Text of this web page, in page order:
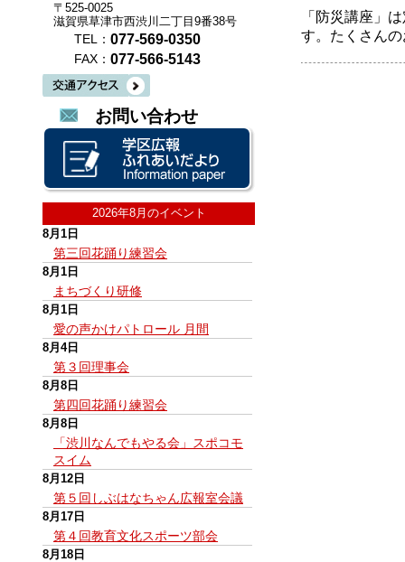
〒525-0025
滋賀県草津市西渋川二丁目9番38号
TEL： 077-569-0350
FAX： 077-566-5143
お問い合わせ
2026年8月のイベント
8月1日
第三回花踊り練習会
8月1日
まちづくり研修
8月1日
愛の声かけパトロール 月間
8月4日
第３回理事会
8月8日
第四回花踊り練習会
8月8日
「渋川なんでもやる会」スポコモ
スイム
8月12日
第５回しぶはなちゃん広報室会議
8月17日
第４回教育文化スポーツ部会
8月18日
「防災講座」
す。たくさん